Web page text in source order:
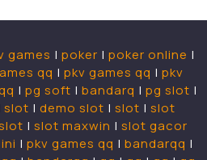
games | poker | poker online |
qq | pkv games qq | pkv
| pg soft | bandarq | pg slot |
slot | demo slot | slot | slot
| slot maxwin | slot gacor
| pkv games qq | bandarqq |